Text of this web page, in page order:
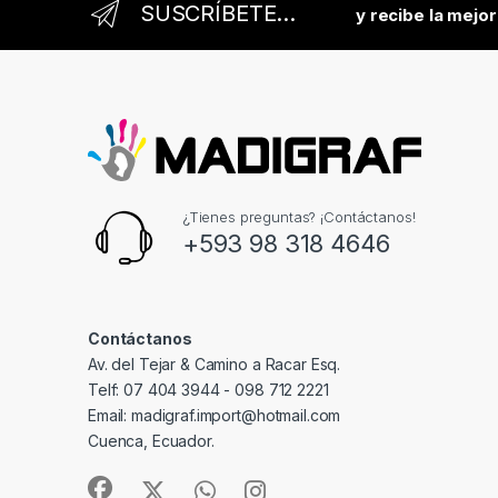
SUSCRÍBETE... y recibe la
¿Tienes preguntas? ¡Contáctanos!
+593 98 318 4646
Contáctanos
Av. del Tejar & Camino a Racar Esq.
Telf: 07 404 3944 - 098 712 2221
Email: madigraf.import@hotmail.com
Cuenca, Ecuador.